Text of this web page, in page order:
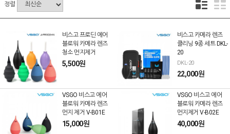
정렬
비스고 프로딘 에어
블로워 카메라 렌즈
청소 먼지제거
5,500원
비스고 카메라 렌즈
클리닝 9종 세트 DKL-
20
DKL-20
22,000원
VSGO 비스고 에어
블로워 카메라 렌즈
먼지 제거 V-B01E
15,000원
VSGO 비스고 에어
블로워 카메라 렌즈
먼지제거 V-B02E
40,000원